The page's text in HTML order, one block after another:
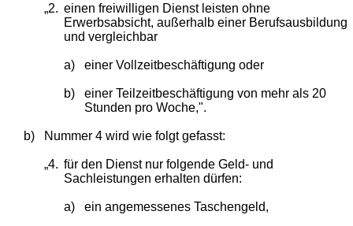
„2. einen freiwilligen Dienst leisten ohne
Erwerbsabsicht, außerhalb einer Berufsausbildung
und vergleichbar
a) einer Vollzeitbeschäftigung oder
b)
einer Teilzeitbeschäftigung von mehr als 20
Stunden pro Woche,".
b) Nummer 4 wird wie folgt gefasst:
„4. für den Dienst nur folgende Geld- und
Sachleistungen erhalten dürfen:
a) ein angemessenes Taschengeld,